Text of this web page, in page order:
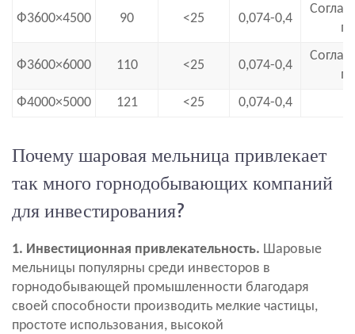
Ф3600×4500 90 <25 0,074-0,4
Ф3600×6000 110 <25 0,074-0,4
Ф4000×5000
121 <25 0,074-0,4
Почему шаровая мельница привлекает
так много горнодобывающих компаний
для инвестирования?
1. Инвестиционная привлекательность. Шаровые
мельницы популярны среди инвесторов в
горнодобывающей промышленности благодаря
своей способности производить мелкие частицы,
простоте использования, высокой